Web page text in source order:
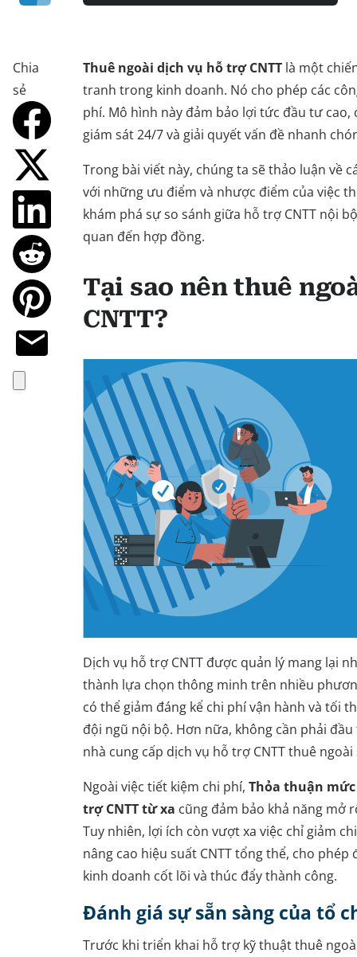
Chia
sẻ
Thuê ngoài dịch vụ hỗ trợ CNTT là một
tranh trong kinh doanh. Nó cho phép các
phí. Mô hình này đảm bảo lợi tức đầu tư
giám sát 24/7 và giải quyết vấn đề nhanh
Trong bài viết này, chúng ta sẽ thảo luận về
với những ưu điểm và nhược điểm của việc
khám phá sự so sánh giữa hỗ trợ CNTT nội
quan đến hợp đồng.
Tại sao nên thuê
CNTT?
Dịch vụ hỗ trợ CNTT được quản lý mang lại
thành lựa chọn thông minh trên nhiều
có thể giảm đáng kể chi phí vận hành và tối
đội ngũ nội bộ. Hơn nữa, không cần phải
nhà cung cấp dịch vụ hỗ trợ CNTT thuê
Ngoài việc tiết kiệm chi phí, Thỏa thuận mức
trợ CNTT từ xa cũng đảm bảo khả năng mở
Tuy nhiên, lợi ích còn vượt xa việc chỉ giảm
nâng cao hiệu suất CNTT tổng thể, cho
kinh doanh cốt lõi và thúc đẩy thành công.
Đánh giá sự sẵn sàng của tổ
Trước khi triển khai hỗ trợ kỹ thuật thuê